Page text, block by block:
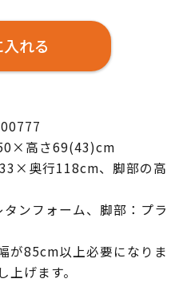
れる
高さ69(43)cm
奥行118cm、脚部の高
ンフォーム、脚部：プラ
が85cm以上必要になりま
げます。